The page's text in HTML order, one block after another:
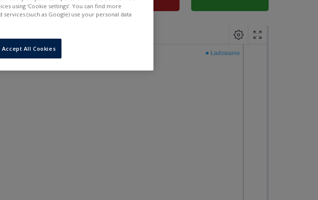
using ‘Cookie settings’. You can find more
(such as Google) use your personal data
Accept All Cookies